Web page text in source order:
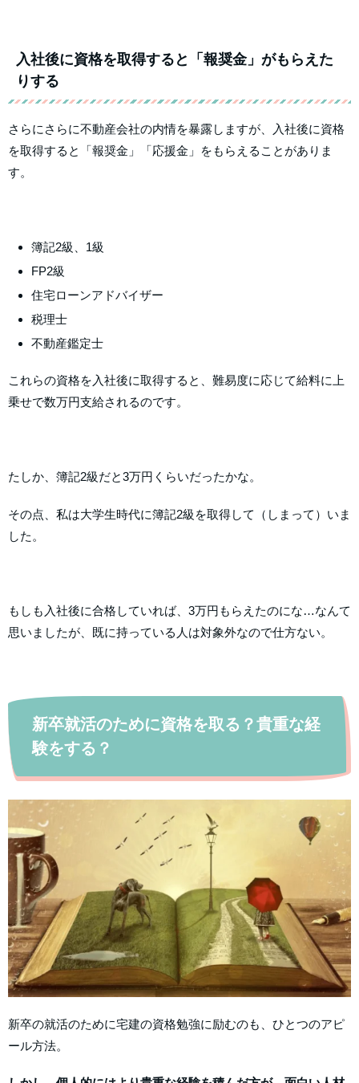
入社後に資格を取得すると「報奨金」がもらえた
りする
さらにさらに不動産会社の内情を暴露しますが、入社後に資格
を取得すると「報奨金」「応援金」をもらえることがありま
す。
簿記2級、1級
FP2級
住宅ローンアドバイザー
税理士
不動産鑑定士
これらの資格を入社後に取得すると、難易度に応じて給料に上
乗せで数万円支給されるのです。
たしか、簿記2級だと3万円くらいだったかな。
その点、私は大学生時代に簿記2級を取得して（しまって）いま
した。
もしも入社後に合格していれば、3万円もらえたのにな…なんて
思いましたが、既に持っている人は対象外なので仕方ない。
新卒就活のために資格を取る？貴重な経
験をする？
新卒の就活のために宅建の資格勉強に励むのも、ひとつのアピ
ール方法。